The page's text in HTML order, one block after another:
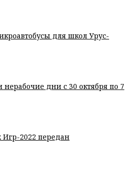
для школ Урус-
дни с 30 октября по 7
2022 передан